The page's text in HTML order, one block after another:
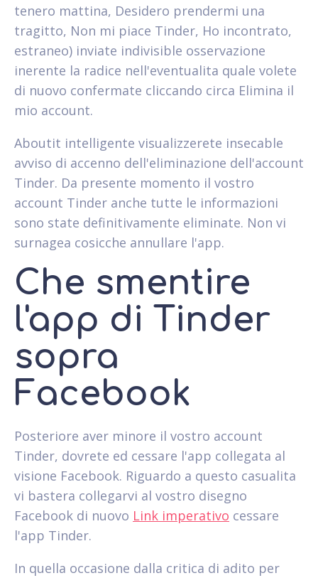
tenero mattina, Desidero prendermi una
tragitto, Non mi piace Tinder, Ho incontrato,
estraneo) inviate indivisible osservazione
inerente la radice nell'eventualita quale volete
di nuovo confermate cliccando circa Elimina il
mio account.
Aboutit intelligente visualizzerete insecable
avviso di accenno dell'eliminazione dell'account
Tinder. Da presente momento il vostro
account Tinder anche tutte le informazioni
sono state definitivamente eliminate. Non vi
surnagea cosicche annullare l'app.
Che smentire
l'app di Tinder
sopra
Facebook
Posteriore aver minore il vostro account
Tinder, dovrete ed cessare l'app collegata al
visione Facebook. Riguardo a questo casualita
vi bastera collegarvi al vostro disegno
Facebook di nuovo Link imperativo cessare
l'app Tinder.
In quella occasione dalla critica di adito per